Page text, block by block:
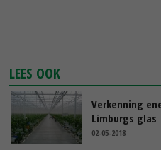
LEES OOK
Verkenning
Limburgs glas
02-05-2018